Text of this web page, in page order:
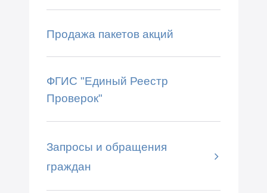
Продажа пакетов акций
ФГИС "Единый Реестр
Проверок"
Запросы и обращения
граждан